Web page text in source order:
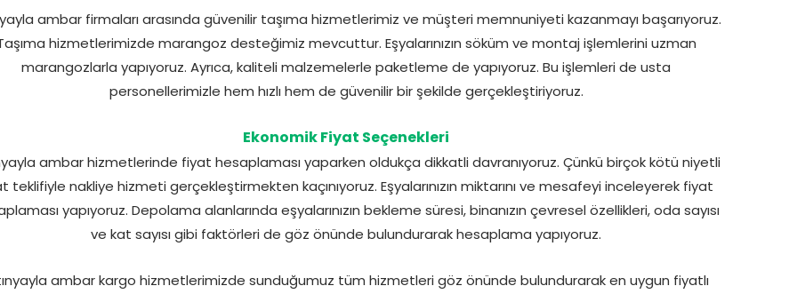
ambar firmaları arasında güvenilir taşıma hizmetlerimiz ve müşteri memnuniyeti kazanmayı başarıyoruz.
hizmetlerimizde marangoz desteğimiz mevcuttur. Eşyalarınızın söküm ve montaj işlemlerini uzman
marangozlarla yapıyoruz. Ayrıca, kaliteli malzemelerle paketleme de yapıyoruz. Bu işlemleri de usta
personellerimizle hem hızlı hem de güvenilir bir şekilde gerçekleştiriyoruz.
Ekonomik Fiyat Seçenekleri
ambar hizmetlerinde fiyat hesaplaması yaparken oldukça dikkatli davranıyoruz. Çünkü birçok kötü niyetli
teklifiyle nakliye hizmeti gerçekleştirmekten kaçınıyoruz. Eşyalarınızın miktarını ve mesafeyi inceleyerek fiyat
yapıyoruz. Depolama alanlarında eşyalarınızın bekleme süresi, binanızın çevresel özellikleri, oda sayısı
ve kat sayısı gibi faktörleri de göz önünde bulundurarak hesaplama yapıyoruz.
ambar kargo hizmetlerimizde sunduğumuz tüm hizmetleri göz önünde bulundurarak en uygun fiyatlı